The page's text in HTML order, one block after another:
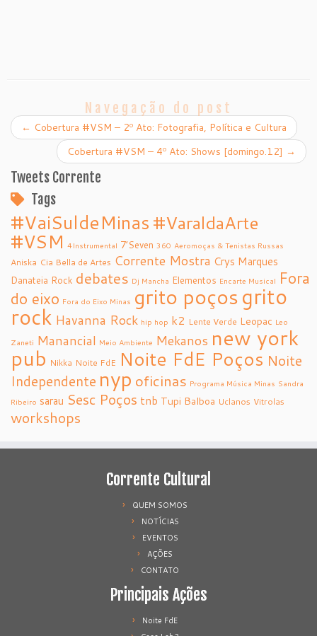
Navegação do post
← Cobertura #VSM – 2º Ato: Fotografia, Política e Cultura
Cobertura #VSM – 4º Ato: Shows [domingo.12] →
Tweets Corrente
Tags
#VaiSuldeMinas #VaraldaArte
#VSM 4Instrumental 7’Seven 360 Aeromoças & Tenistas Russas
Aniska Cia Bella de Artes Corrente Mostra Crys Marques
Danateia Rock debates Dj Mancha Elementos Encarte Musical Fora
do eixo Fora do Eixo Minas grito poçosgrito
rock Havanna Rock hip hop k2 Lente Verde Leopac Leo
Zaneti Manancial Meio Ambiente Mekanos new york
pub Nikka Noite FdE Noite FdE Poços Noite
Independente nyp oficinas Programa Música Minas Sandra
Ribeiro sarau Sesc Poços tnb Tupi Balboa Uclanos Vitrolas
workshops
Corrente Cultural
QUEM SOMOS
NOTÍCIAS
EVENTOS
AÇÕES
CONTATO
Principais Ações
Noite FdE